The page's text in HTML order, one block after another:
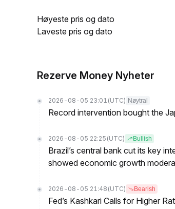
Høyeste pris og dato
Laveste pris og dato
Rezerve Money Nyheter
2026-08-05 23:01 (UTC) Nøytral
Record intervention bought the
2026-08-05 22:25 (UTC) Bullish
Brazil’s central bank cut its key
showed economic growth
2026-08-05 21:48 (UTC) Bearish
Fed’s Kashkari Calls for Higher